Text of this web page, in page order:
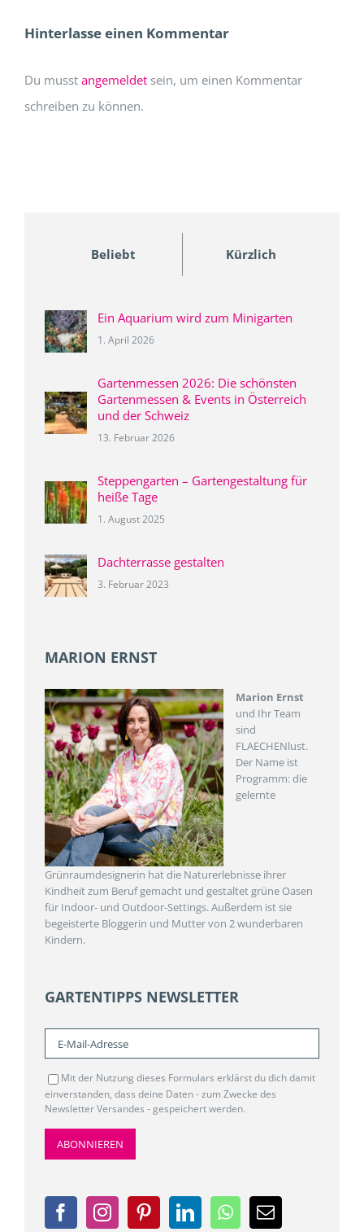
Hinterlasse einen Kommentar
Du musst angemeldet sein, um einen Kommentar
schreiben zu können.
Beliebt Kürzlich
Ein Aquarium wird zum Minigarten
1. April 2026
Gartenmessen 2026: Die schönsten
Gartenmessen & Events in Österreich
und der Schweiz
13. Februar 2026
Steppengarten – Gartengestaltung für
heiße Tage
1. August 2025
Dachterrasse gestalten
3. Februar 2023
MARION ERNST
Marion Ernst
und Ihr Team
sind
FLAECHENlust.
Der Name ist
Programm: die
gelernte
Grünraumdesignerin hat die Naturerlebnisse ihrer
Kindheit zum Beruf gemacht und gestaltet grüne Oasen
für Indoor- und Outdoor-Settings. Außerdem ist sie
begeisterte Bloggerin und Mutter von 2 wunderbaren
Kindern.
GARTENTIPPS NEWSLETTER
Mit der Nutzung dieses Formulars erklärst du dich damit
einverstanden, dass deine Daten - zum Zwecke des
Newsletter Versandes - gespeichert werden.